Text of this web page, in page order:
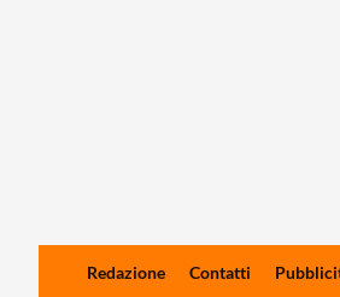
Redazione Contatti